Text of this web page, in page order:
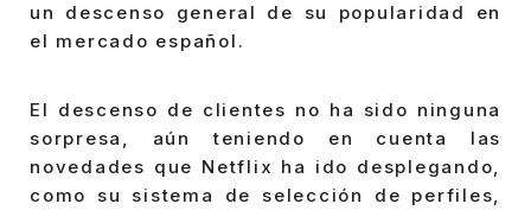
un descenso general de su popularidad en
el mercado español.
El descenso de clientes no ha sido ninguna
sorpresa, aún teniendo en cuenta las
novedades que Netflix ha ido desplegando,
como su sistema de selección de perfiles,